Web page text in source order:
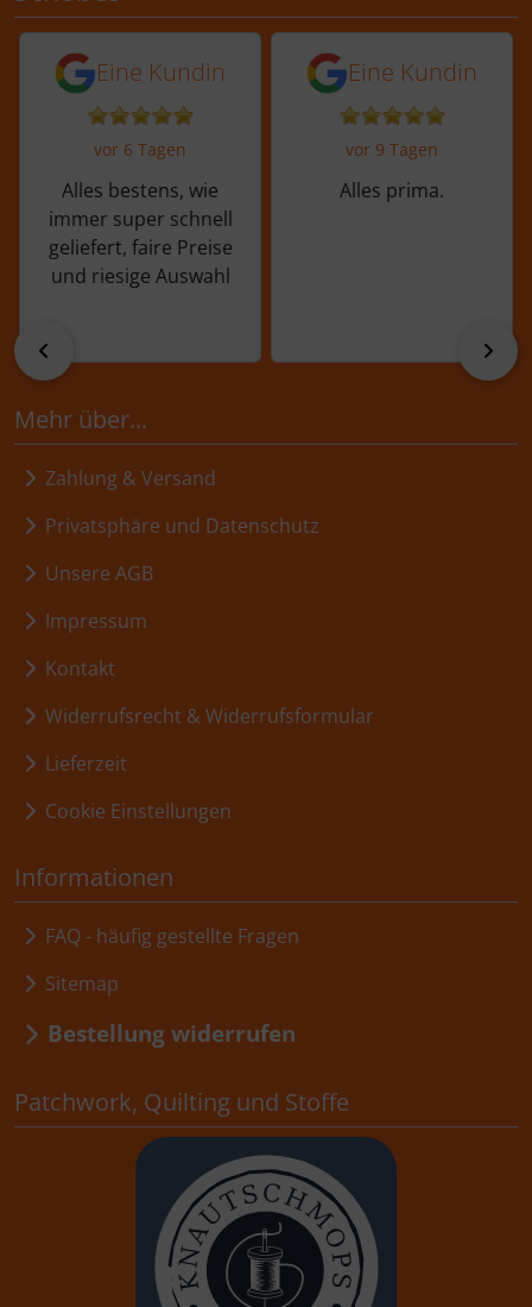
5 von 5 Sternen von einer Kundin vor
Eine Kundin
vor 6 Tagen
Alles bestens, wie
immer super schnell
geliefert, faire Preise
und riesige Auswahl
5 von 5 Sternen
Eine Kundin
vor 9 Tagen
Alles prima.
vor
Mehr über...
Zahlung & Versand
Privatsphäre und Datenschutz
Unsere AGB
Impressum
Kontakt
Widerrufsrecht & Widerrufsformular
Lieferzeit
Cookie Einstellungen
Informationen
FAQ - häufig gestellte Fragen
Sitemap
Bestellung widerrufen
Patchwork, Quilting und Stoffe